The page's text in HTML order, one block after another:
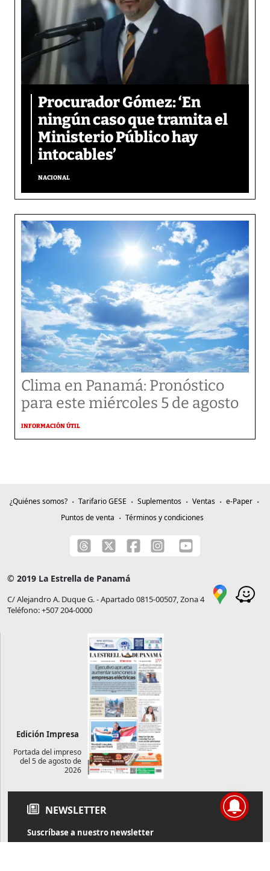
Procurador Gómez: ‘En
ningún caso que tramita el
Ministerio Público hay
intocables’
NACIONAL
Clima en Panamá: Pronóstico
para este miércoles 5 de agosto
INFORMACIÓN ÚTIL
¿Quiénes somos? Tarifario GESE Suplementos Ventas
e-Paper
Puntos de venta
Términos y condiciones
© 2019 La Estrella de Panamá
C/ Alejandro A. Duque G. - Apartado 0815-00507, Zona 4
Teléfono: +507 204-0000
Edición Impresa
Portada del impreso
del 5 de agosto de
2026
NEWSLETTER
Suscríbase a nuestro newsletter
Reciba diariamente información de actualidad directamente en